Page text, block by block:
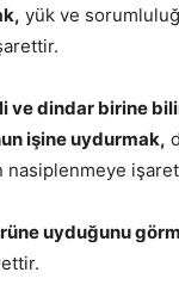
yük ve
ve dindar birine
işine uydurmak,
uyduğunu